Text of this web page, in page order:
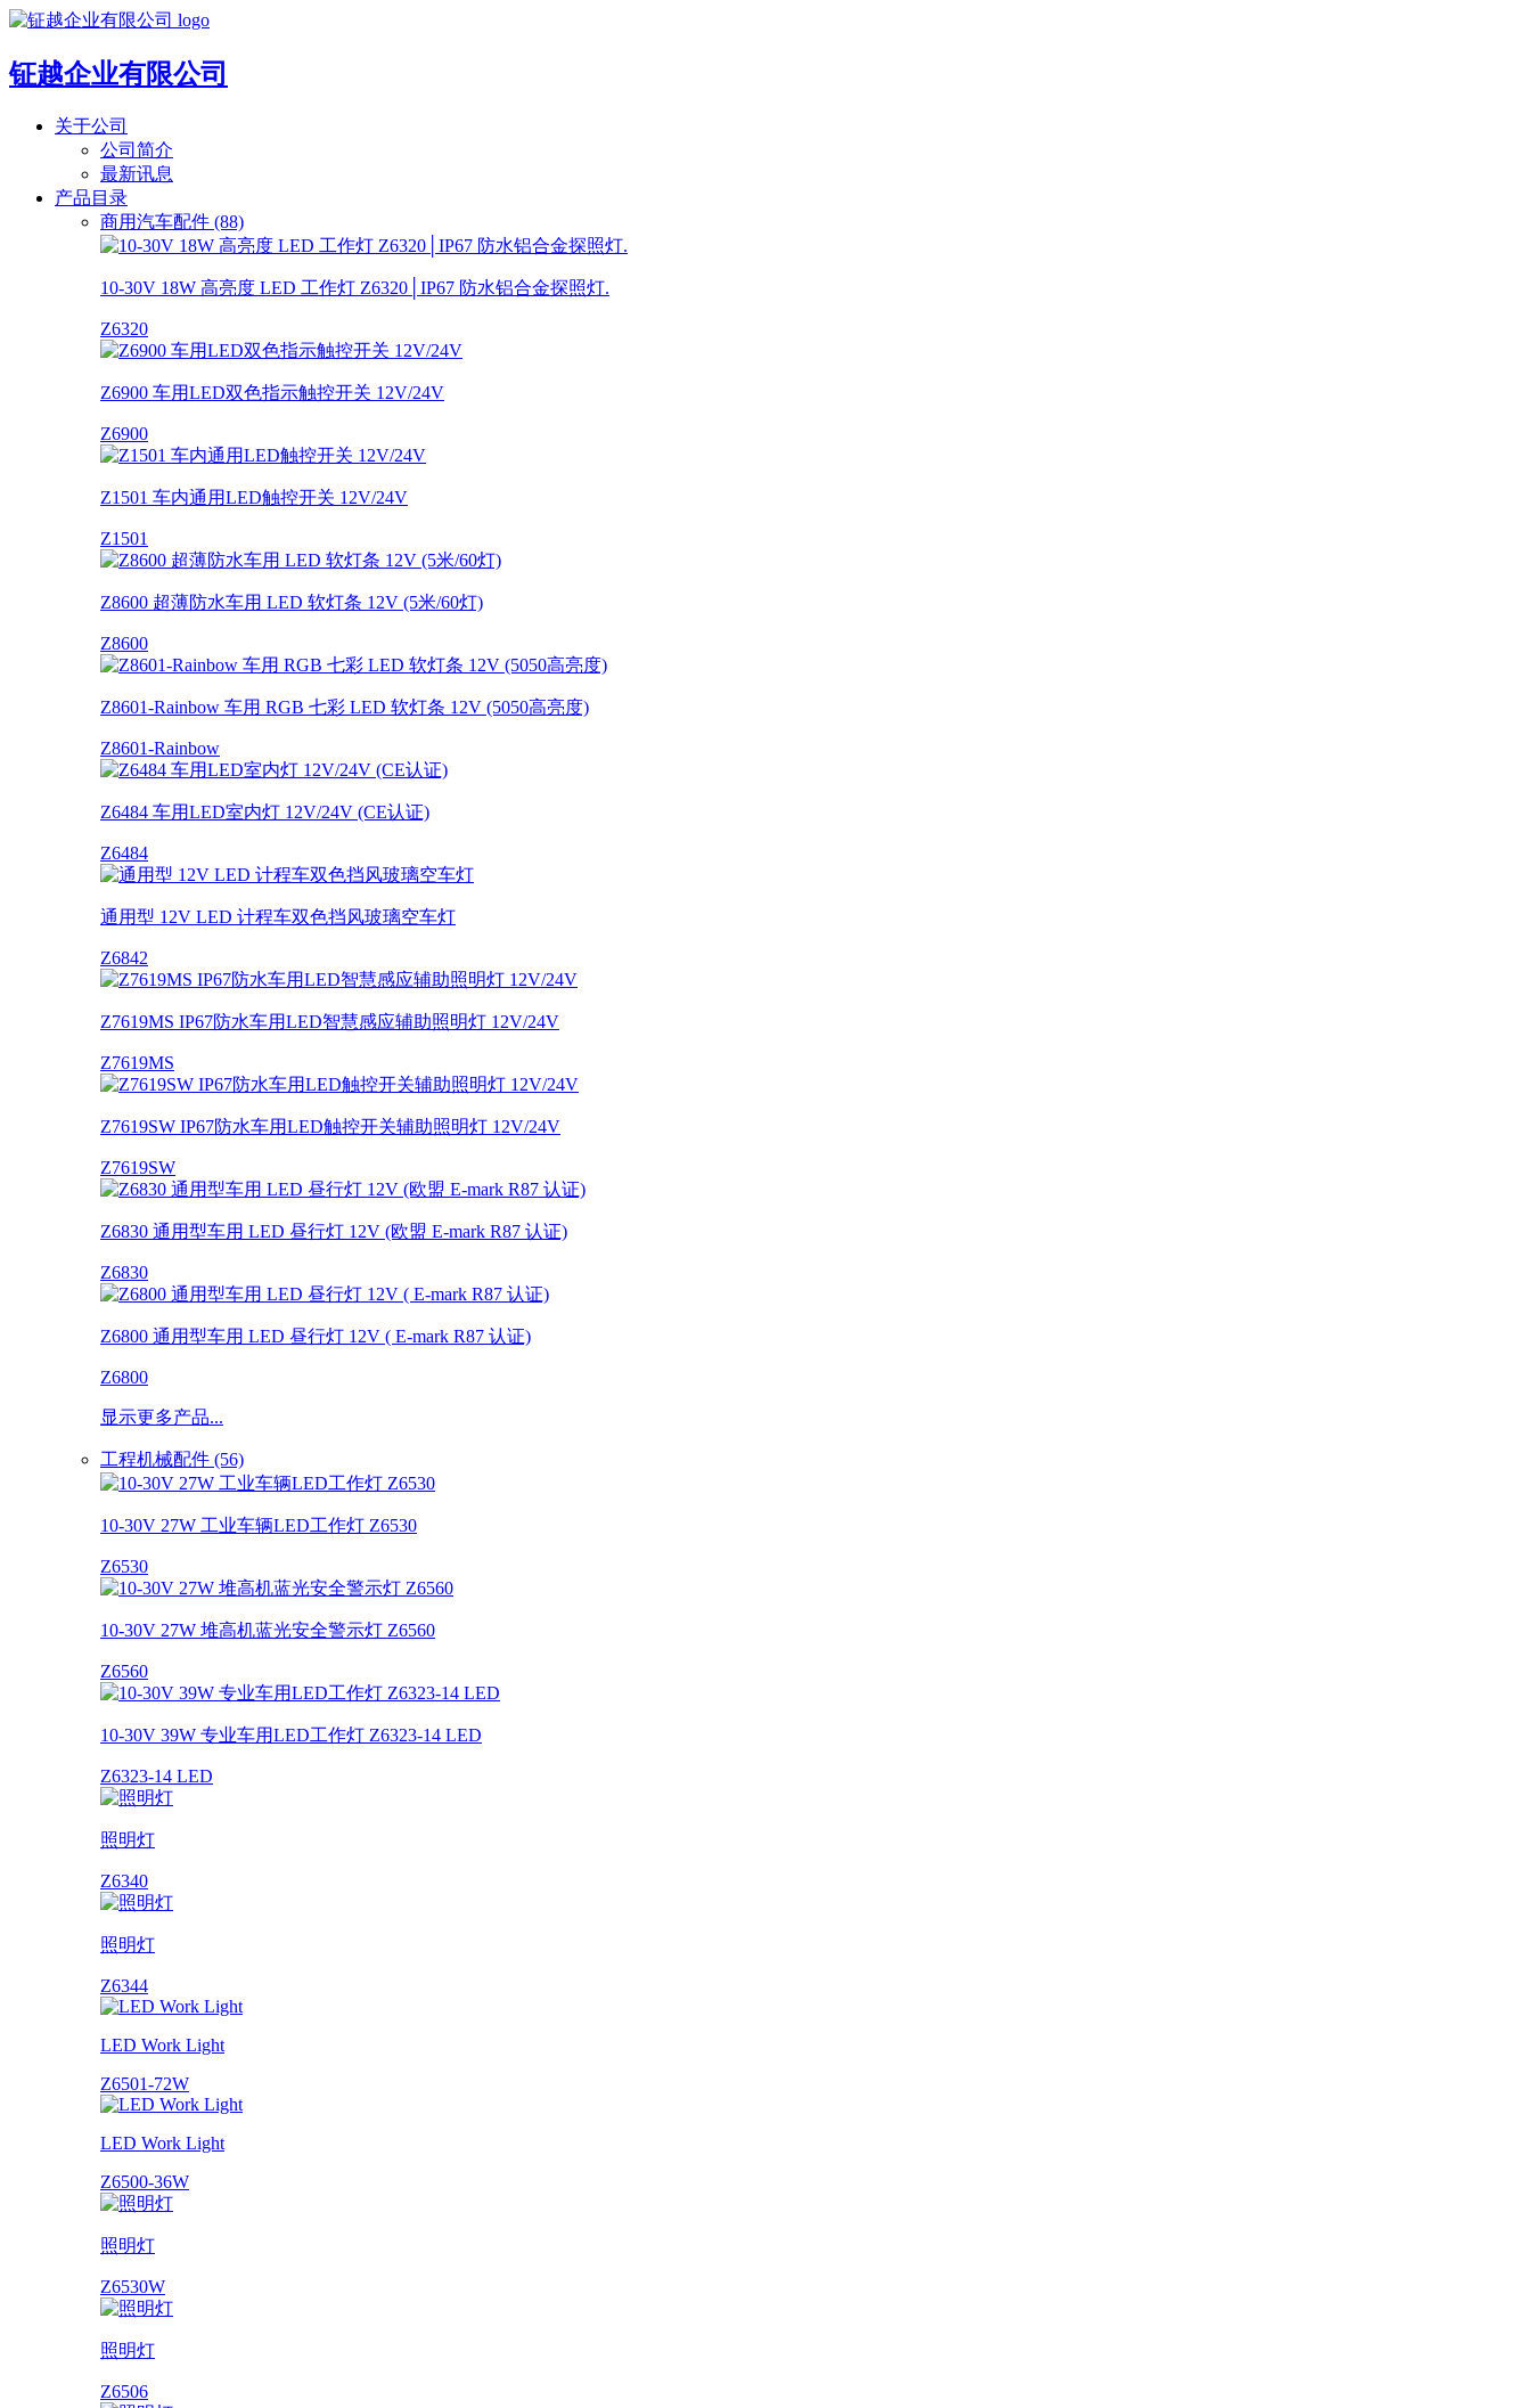
钲越企业有限公司
关于公司
公司简介
最新讯息
产品目录
商用汽车配件 (88)
10-30V 18W 高亮度 LED 工作灯 Z6320│IP67 防水铝合金探照灯.
Z6320
Z6900 车用LED双色指示触控开关 12V/24V
Z6900
Z1501 车内通用LED触控开关 12V/24V
Z1501
Z8600 超薄防水车用 LED 软灯条 12V (5米/60灯)
Z8600
Z8601-Rainbow 车用 RGB 七彩 LED 软灯条 12V (5050高亮度)
Z8601-Rainbow
Z6484 车用LED室内灯 12V/24V (CE认证)
Z6484
通用型 12V LED 计程车双色挡风玻璃空车灯
Z6842
Z7619MS IP67防水车用LED智慧感应辅助照明灯 12V/24V
Z7619MS
Z7619SW IP67防水车用LED触控开关辅助照明灯 12V/24V
Z7619SW
Z6830 通用型车用 LED 昼行灯 12V (欧盟 E-mark R87 认证)
Z6830
Z6800 通用型车用 LED 昼行灯 12V ( E-mark R87 认证)
Z6800
显示更多产品...
工程机械配件 (56)
10-30V 27W 工业车辆LED工作灯 Z6530
Z6530
10-30V 27W 堆高机蓝光安全警示灯 Z6560
Z6560
10-30V 39W 专业车用LED工作灯 Z6323-14 LED
Z6323-14 LED
照明灯
Z6340
照明灯
Z6344
LED Work Light
Z6501-72W
LED Work Light
Z6500-36W
照明灯
Z6530W
照明灯
Z6506